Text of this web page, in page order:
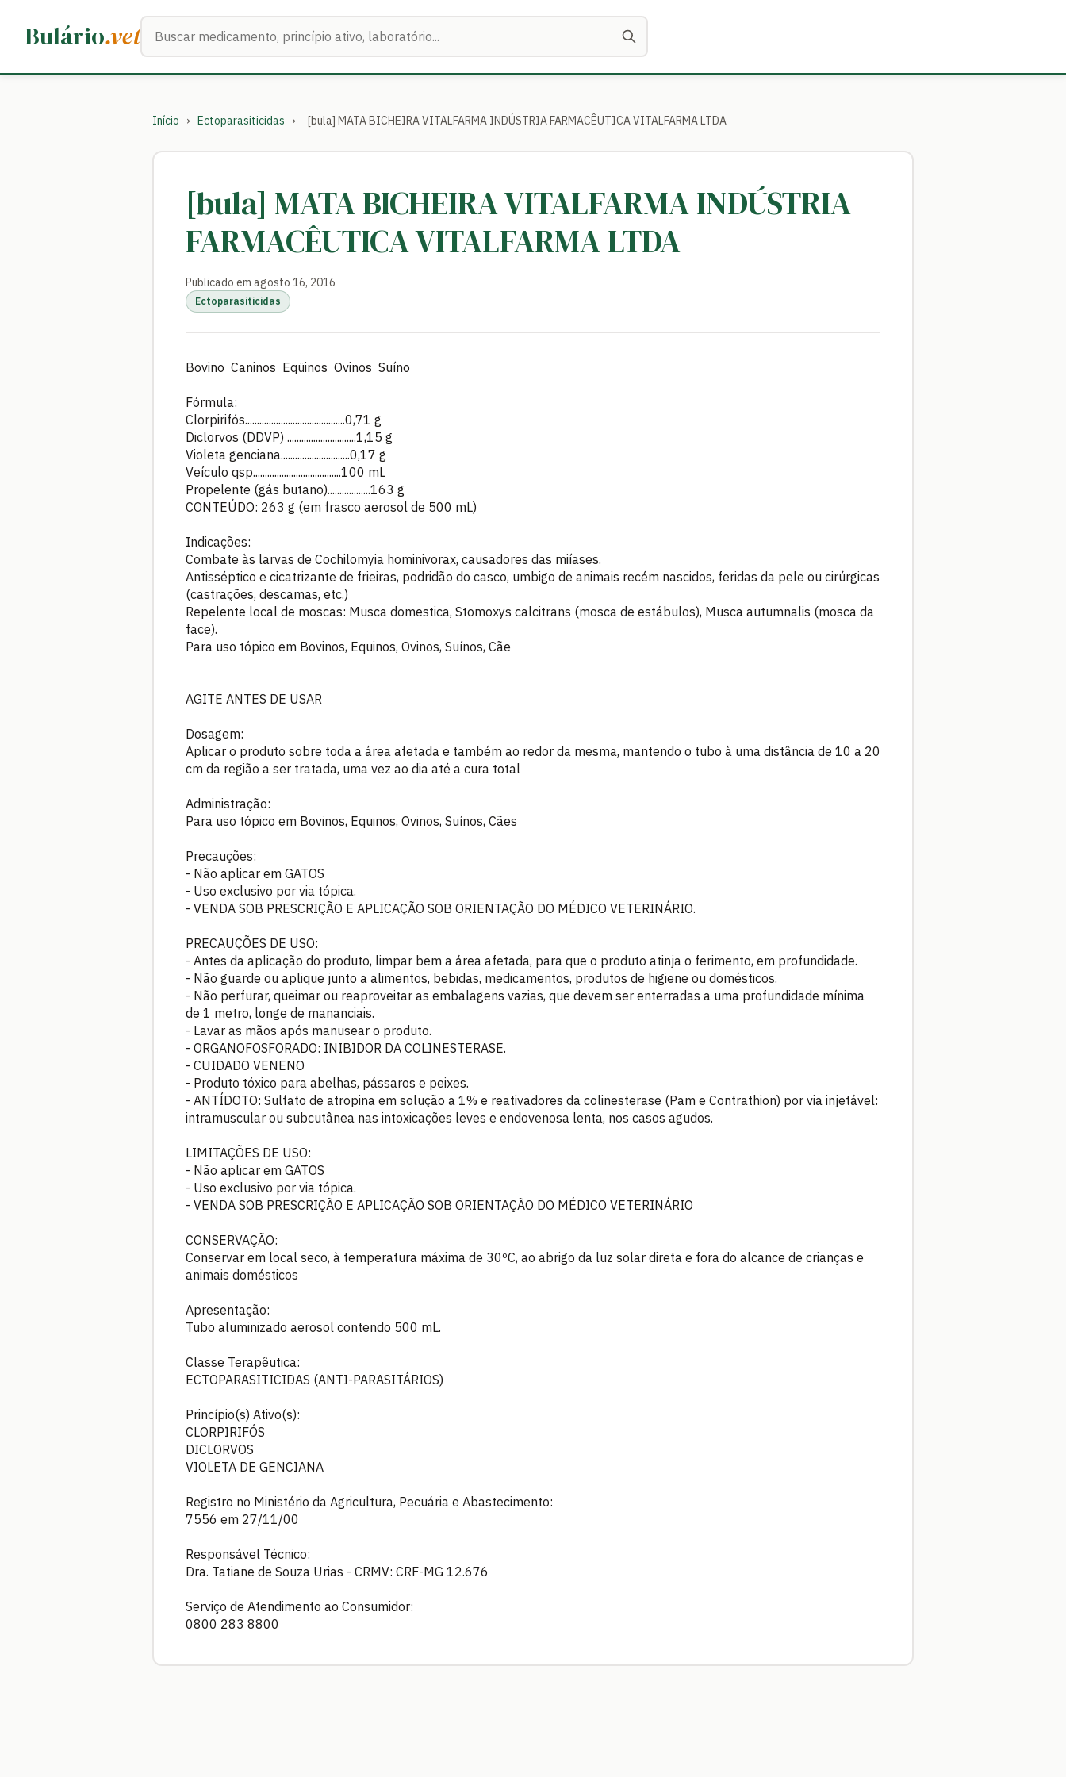
Bulário.vetBuscar medicamentos
Início › Ectoparasiticidas › [bula] MATA BICHEIRA VITALFARMA INDÚSTRIA FARMACÊUTICA VITALFARMA LTDA
[bula] MATA BICHEIRA VITALFARMA INDÚSTRIA
FARMACÊUTICA VITALFARMA LTDA
Publicado em agosto 16, 2016
Ectoparasiticidas
Bovino Caninos Eqüinos Ovinos Suíno
Fórmula:
Clorpirifós..........................................0,71 g
Diclorvos (DDVP) .............................1,15 g
Violeta genciana.............................0,17 g
Veículo qsp.....................................100 mL
Propelente (gás butano)..................163 g
CONTEÚDO: 263 g (em frasco aerosol de 500 mL)
Indicações:
Combate às larvas de Cochilomyia hominivorax, causadores das miíases.
Antisséptico e cicatrizante de frieiras, podridão do casco, umbigo de animais recém nascidos, feridas da pele ou cirúrgicas
(castrações, descamas, etc.)
Repelente local de moscas: Musca domestica, Stomoxys calcitrans (mosca de estábulos), Musca autumnalis (mosca da
face).
Para uso tópico em Bovinos, Equinos, Ovinos, Suínos, Cãe
AGITE ANTES DE USAR
Dosagem:
Aplicar o produto sobre toda a área afetada e também ao redor da mesma, mantendo o tubo à uma distância de 10 a 20
cm da região a ser tratada, uma vez ao dia até a cura total
Administração:
Para uso tópico em Bovinos, Equinos, Ovinos, Suínos, Cães
Precauções:
- Não aplicar em GATOS
- Uso exclusivo por via tópica.
- VENDA SOB PRESCRIÇÃO E APLICAÇÃO SOB ORIENTAÇÃO DO MÉDICO VETERINÁRIO.
PRECAUÇÕES DE USO:
- Antes da aplicação do produto, limpar bem a área afetada, para que o produto atinja o ferimento, em profundidade.
- Não guarde ou aplique junto a alimentos, bebidas, medicamentos, produtos de higiene ou domésticos.
- Não perfurar, queimar ou reaproveitar as embalagens vazias, que devem ser enterradas a uma profundidade mínima
de 1 metro, longe de mananciais.
- Lavar as mãos após manusear o produto.
- ORGANOFOSFORADO: INIBIDOR DA COLINESTERASE.
- CUIDADO VENENO
- Produto tóxico para abelhas, pássaros e peixes.
- ANTÍDOTO: Sulfato de atropina em solução a 1% e reativadores da colinesterase (Pam e Contrathion) por via injetável:
intramuscular ou subcutânea nas intoxicações leves e endovenosa lenta, nos casos agudos.
LIMITAÇÕES DE USO:
- Não aplicar em GATOS
- Uso exclusivo por via tópica.
- VENDA SOB PRESCRIÇÃO E APLICAÇÃO SOB ORIENTAÇÃO DO MÉDICO VETERINÁRIO
CONSERVAÇÃO:
Conservar em local seco, à temperatura máxima de 30ºC, ao abrigo da luz solar direta e fora do alcance de crianças e
animais domésticos
Apresentação:
Tubo aluminizado aerosol contendo 500 mL.
Classe Terapêutica:
ECTOPARASITICIDAS (ANTI-PARASITÁRIOS)
Princípio(s) Ativo(s):
CLORPIRIFÓS
DICLORVOS
VIOLETA DE GENCIANA
Registro no Ministério da Agricultura, Pecuária e Abastecimento:
7556 em 27/11/00
Responsável Técnico:
Dra. Tatiane de Souza Urias - CRMV: CRF-MG 12.676
Serviço de Atendimento ao Consumidor:
0800 283 8800